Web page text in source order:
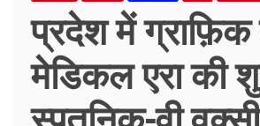
प्रदेश में
मेडिकल एरा की